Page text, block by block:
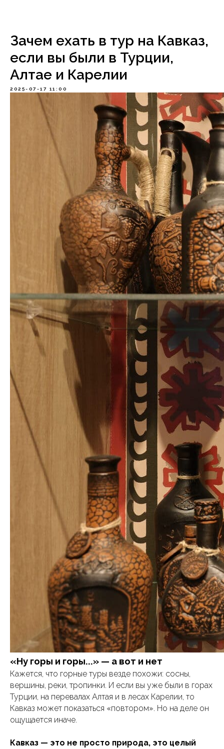
Зачем ехать в тур на Кавказ,
если вы были в Турции,
Алтае и Карелии
2025-07-17 11:00
«Ну горы и горы...» — а вот и нет
Кажется, что горные туры везде похожи: сосны,
вершины, реки, тропинки. И если вы уже были в горах
Турции, на перевалах Алтая и в лесах Карелии, то
Кавказ может показаться «повтором». Но на деле он
ощущается иначе.
Кавказ — это не просто природа, это целый